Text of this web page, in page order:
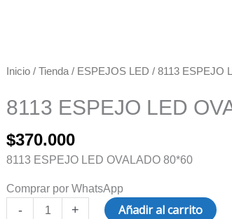
Inicio / Tienda / ESPEJOS LED / 8113 ESPEJO
8113 ESPEJO LED
$370.000
8113 ESPEJO LED OVALADO 80*60
Comprar por WhatsApp
-
8113
LED
80*60
cantidad
+ Añadir al carrito